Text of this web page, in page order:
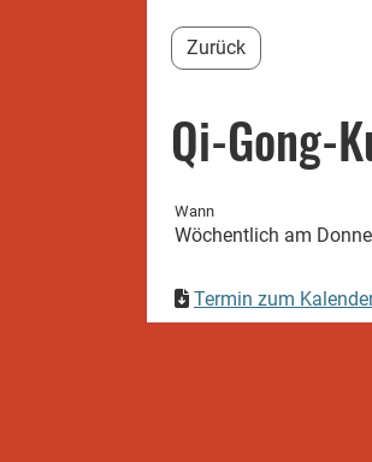
Zurück
Qi-Gong-
Wann
Wöchentlich am
Termin zum